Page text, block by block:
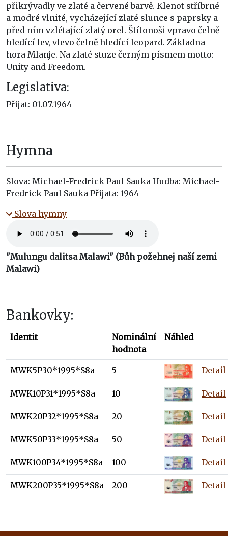
přikrývadly ve zlaté a červené barvě. Klenot stříbrné
a modré vlnité, vycházející zlaté slunce s paprsky a
před ním vzlétající zlatý orel. Štítonoši vpravo čelně
hledící lev, vlevo čelně hledící leopard. Základna
hora Mlanje. Na zlaté stuze černým písmem motto:
Unity and Freedom.
Legislativa:
Přijat: 01.07.1964
Hymna
Slova: Michael-Fredrick Paul Sauka Hudba: Michael-
Fredrick Paul Sauka Přijata: 1964
Slova hymny
"Mulungu dalitsa Malawi" (Bůh požehnej naší zemi
Malawi)
Bankovky:
Identit
Nominální
hodnota
Náhled
MWK5P30*1995*S8a 5 Detail
MWK10P31*1995*S8a 10 Detail
MWK20P32*1995*S8a 20 Detail
MWK50P33*1995*S8a 50 Detail
MWK100P34*1995*S8a 100 Detail
MWK200P35*1995*S8a 200 Detail